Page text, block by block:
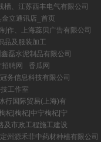
有温阳补血、
**，能健脾益
粥*
槽、江苏西丰电气有限公司
金立通讯店_首页
作、上海蕊贝广告有限公司
品及服装加工
磊水泥制品有限公司
聘网
香瓜网
务信息科技有限公司
工作室
行国际贸易(上海)有
杞|枸杞|中宁枸杞|宁
及市政工程施工建设
州源禾菲中药材种植有限公司